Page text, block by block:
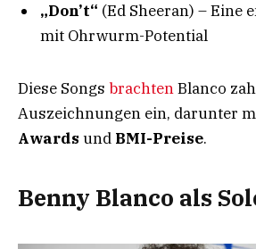
„Don’t“ (Ed Sheeran) – Eine
mit Ohrwurm-Potential
Diese Songs brachtenBlanco
Auszeichnungen ein, darunter
Awards und BMI-Preise.
Benny Blanco als